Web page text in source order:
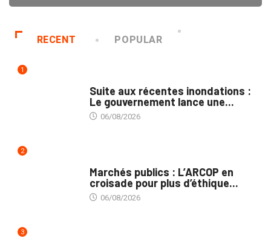
RECENT POPULAR
1
Suite aux récentes inondations :
Le gouvernement lance une...
06/08/2026
2
Marchés publics : L’ARCOP en
croisade pour plus d’éthique...
06/08/2026
3